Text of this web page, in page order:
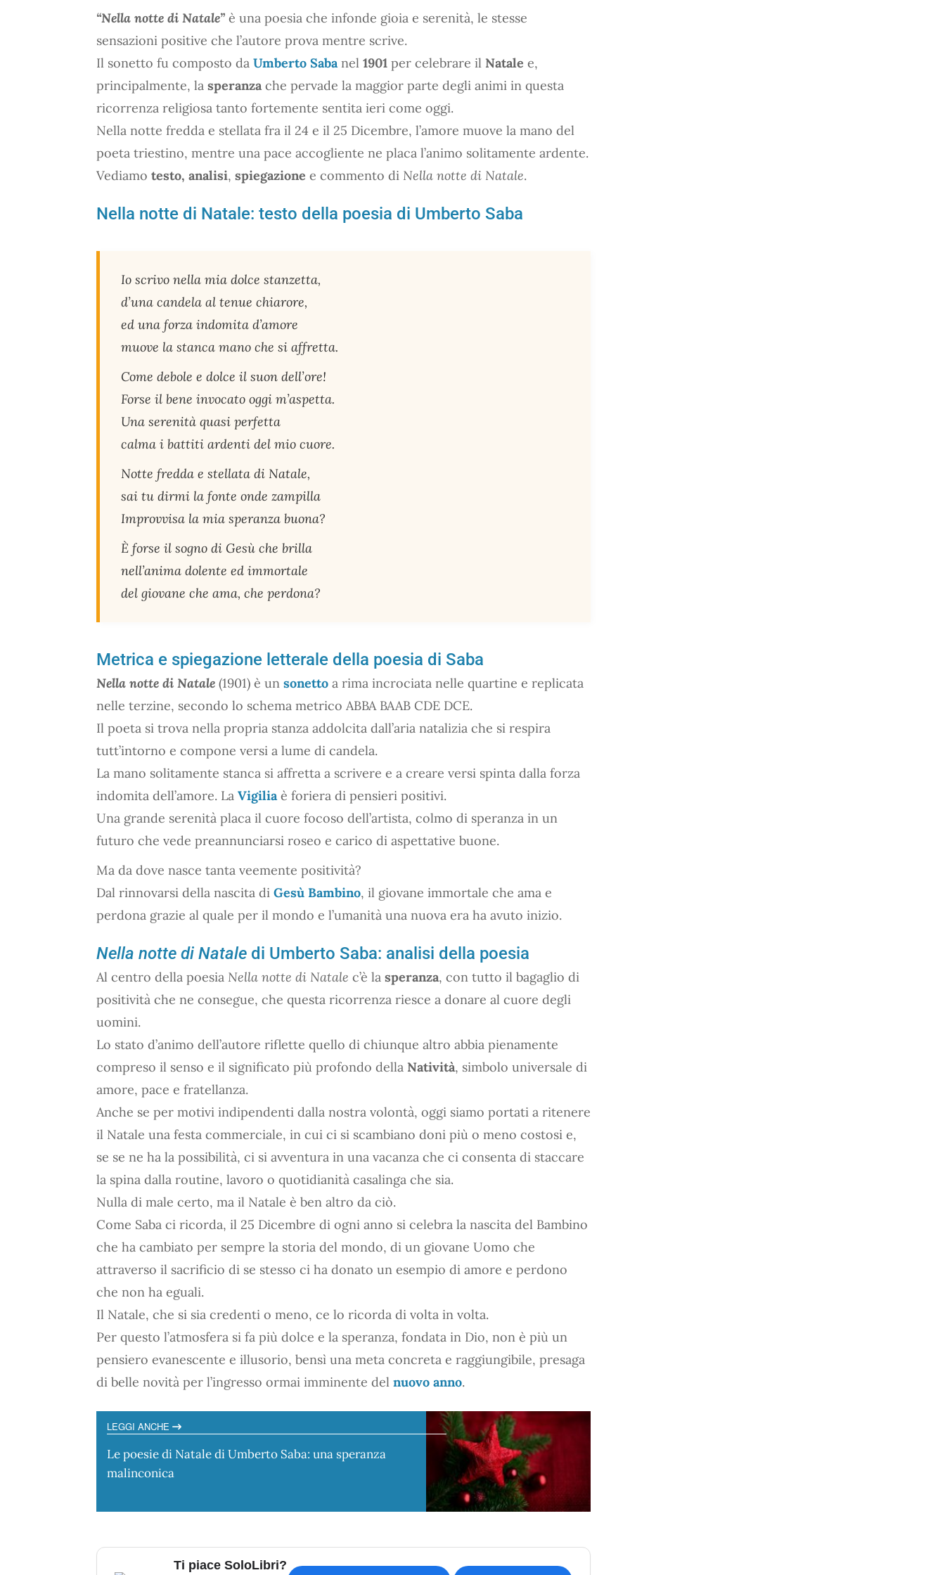
“Nella notte di Natale” è una poesia che infonde gioia e serenità, le stesse
sensazioni positive che l’autore prova mentre scrive.
Il sonetto fu composto da Umberto Sabanel 1901 per celebrare il Natale e,
principalmente, la speranza che pervade la maggior parte degli animi in questa
ricorrenza religiosa tanto fortemente sentita ieri come oggi.
Nella notte fredda e stellata fra il 24 e il 25 Dicembre, l’amore muove la mano del
poeta triestino, mentre una pace accogliente ne placa l’animo solitamente ardente.
Vediamo testo, analisi, spiegazione e commento di Nella notte di Natale.
Nella notte di Natale: testo della poesia di Umberto Saba
Io scrivo nella mia dolce stanzetta,
d’una candela al tenue chiarore,
ed una forza indomita d’amore
muove la stanca mano che si affretta.
Come debole e dolce il suon dell’ore!
Forse il bene invocato oggi m’aspetta.
Una serenità quasi perfetta
calma i battiti ardenti del mio cuore.
Notte fredda e stellata di Natale,
sai tu dirmi la fonte onde zampilla
Improvvisa la mia speranza buona?
È forse il sogno di Gesù che brilla
nell’anima dolente ed immortale
del giovane che ama, che perdona?
Metrica e spiegazione letterale della poesia di Saba
Nella notte di Natale (1901) è un sonetto a rima incrociata nelle quartine e replicata
nelle terzine, secondo lo schema metrico ABBA BAAB CDE DCE.
Il poeta si trova nella propria stanza addolcita dall’aria natalizia che si respira
tutt’intorno e compone versi a lume di candela.
La mano solitamente stanca si affretta a scrivere e a creare versi spinta dalla forza
indomita dell’amore. La Vigiliaè foriera di pensieri positivi.
Una grande serenità placa il cuore focoso dell’artista, colmo di speranza in un
futuro che vede preannunciarsi roseo e carico di aspettative buone.
Ma da dove nasce tanta veemente positività?
Dal rinnovarsi della nascita di Gesù Bambino, il giovane immortale che ama e
perdona grazie al quale per il mondo e l’umanità una nuova era ha avuto inizio.
Nella notte di Natale di Umberto Saba: analisi della poesia
Al centro della poesia Nella notte di Natale c’è la speranza, con tutto il bagaglio di
positività che ne consegue, che questa ricorrenza riesce a donare al cuore degli
uomini.
Lo stato d’animo dell’autore riflette quello di chiunque altro abbia pienamente
compreso il senso e il significato più profondo della Natività, simbolo universale di
amore, pace e fratellanza.
Anche se per motivi indipendenti dalla nostra volontà, oggi siamo portati a ritenere
il Natale una festa commerciale, in cui ci si scambiano doni più o meno costosi e,
se se ne ha la possibilità, ci si avventura in una vacanza che ci consenta di staccare
la spina dalla routine, lavoro o quotidianità casalinga che sia.
Nulla di male certo, ma il Natale è ben altro da ciò.
Come Saba ci ricorda, il 25 Dicembre di ogni anno si celebra la nascita del Bambino
che ha cambiato per sempre la storia del mondo, di un giovane Uomo che
attraverso il sacrificio di se stesso ci ha donato un esempio di amore e perdono
che non ha eguali.
Il Natale, che si sia credenti o meno, ce lo ricorda di volta in volta.
Per questo l’atmosfera si fa più dolce e la speranza, fondata in Dio, non è più un
pensiero evanescente e illusorio, bensì una meta concreta e raggiungibile, presaga
di belle novità per l’ingresso ormai imminente del nuovo anno.
LEGGI ANCHE
Le poesie di Natale di Umberto Saba: una speranza
malinconica
Ti piace SoloLibri?